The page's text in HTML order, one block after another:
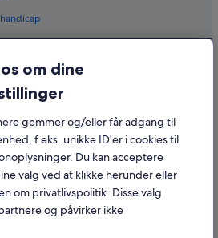
os
indberetning af indhold
om dine
gemmer og/eller får adgang til
f.eks. unikke ID'er i cookies til
Du kan acceptere
valg ved at klikke herunder eller
om privatlivspolitik. Disse valg
og påvirker ikke